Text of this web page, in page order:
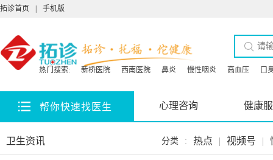
拓诊首页 手机版
热门搜索: 新桥医院 西南医院 鼻炎 慢性咽炎 高血压 口
帮你快速找医生 心理咨询 健康
卫生资讯 分类 : 热点 | 视频号 |